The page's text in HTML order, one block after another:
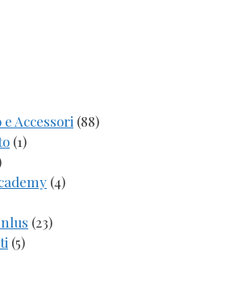
Accessori (88)
(1)
(4)
(23)
(5)